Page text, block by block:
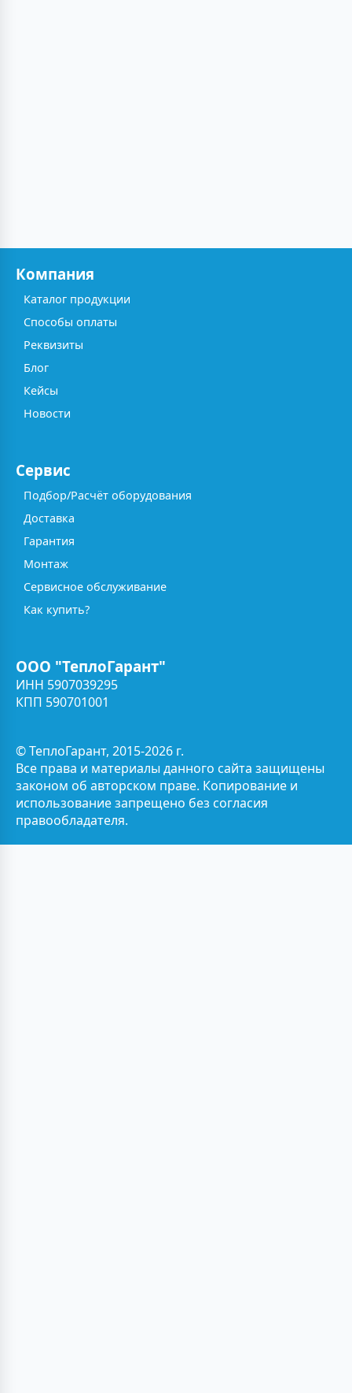
Компания
Каталог продукции
Способы оплаты
Реквизиты
Блог
Кейсы
Новости
Сервис
Подбор/Расчёт оборудования
Доставка
Гарантия
Монтаж
Сервисное обслуживание
Как купить?
ООО "ТеплоГарант"
ИНН 5907039295
КПП 590701001
© ТеплоГарант, 2015-2026 г.
Все права и материалы данного сайта защищены
законом об авторском праве. Копирование и
использование запрещено без согласия
правообладателя.